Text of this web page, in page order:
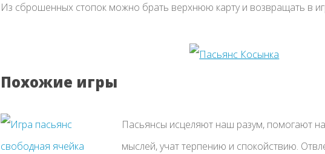
Из сброшенных стопок можно брать верхнюю карту и возвращать в
Похожие игры
Пасьянсы исцеляют наш разум, помогают
мыслей, учат терпению и спокойствию.